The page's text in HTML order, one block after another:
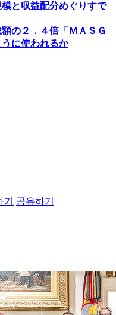
と収益配分めぐりすで
の２．４倍「ＭＡＳＧ
に使われるか
공유하기